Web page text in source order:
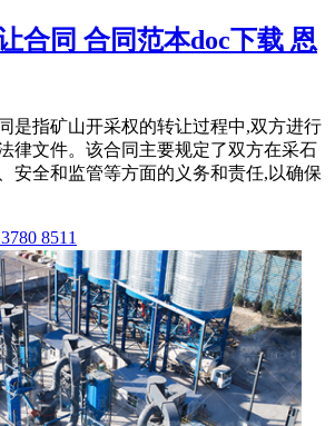
合同 合同范本doc下载 恩
是指矿山开采权的转让过程中,双方进行
律文件。该合同主要规定了双方在采石
安全和监管等方面的义务和责任,以确保
8511